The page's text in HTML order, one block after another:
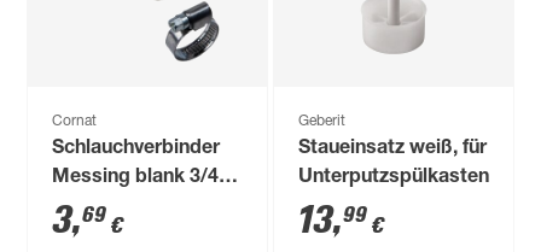
Cornat
Schlauchverbinder
Messing blank 3/4"
mit 2 Schellen
3,69 €
Geberit
Staueinsatz weiß, für
Unterputzspülkasten
13,99 €